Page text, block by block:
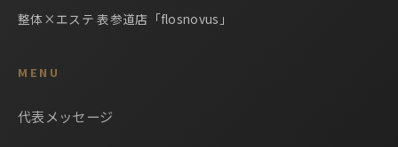
整体×エステ 表参道店「flosnovus」
MENU
代表メッセージ